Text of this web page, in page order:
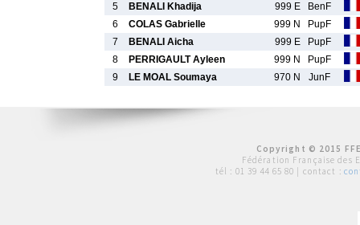
5
BENALI Khadija 999 E
BenF
6
COLAS Gabrielle 999 N
PupF
7
BENALI Aicha 999 E
PupF
8
PERRIGAULT Ayleen 999 N
PupF
9
LE MOAL Soumaya 970 N JunF
Copyright © 2015
Fédération Française des
tél : 01 39 44 65 80 | contact :